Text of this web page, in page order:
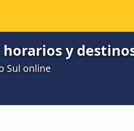
horarios y
Sul online